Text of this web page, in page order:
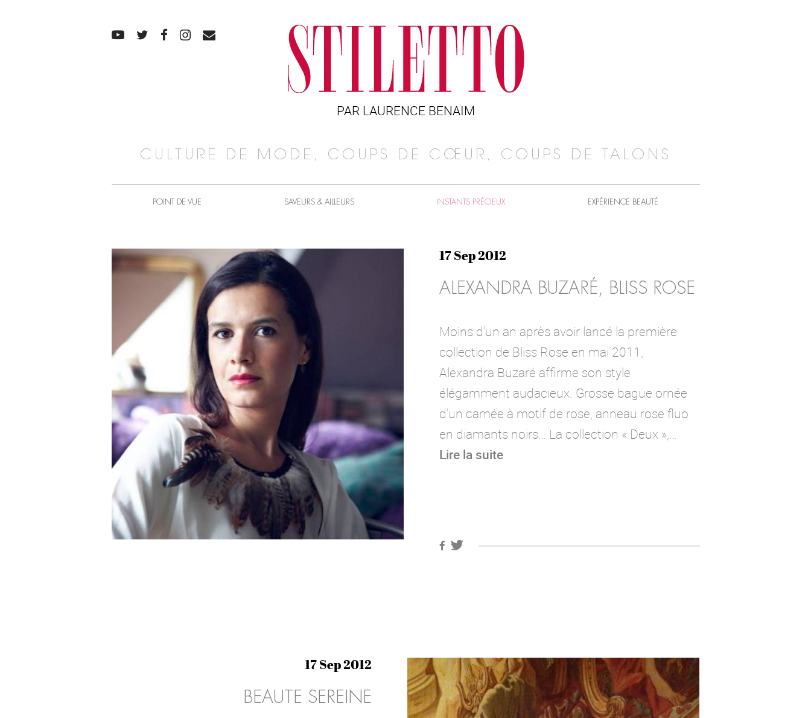
PAR LAURENCE BENAIM
CULTURE DE MODE, COUPS DE CŒUR, COUPS DE TALONS
POINT DE VUE SAVEURS & AILLEURS INSTANTS PRÉCIEUX EXPÉRIENCE BEAUTÉ
17 Sep 2012
ALEXANDRA BUZARÉ, BLISS ROSE
Moins d’un an après avoir lancé la première
collection de Bliss Rose en mai 2011,
Alexandra Buzaré affirme son style
élégamment audacieux. Grosse bague ornée
d’un camée à motif de rose, anneau rose fluo
en diamants noirs… La collection « Deux »,…
Lire la suite
17 Sep 2012
BEAUTE SEREINE